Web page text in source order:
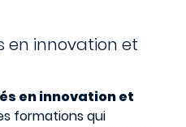
en innovation et
en innovation et
formations qui